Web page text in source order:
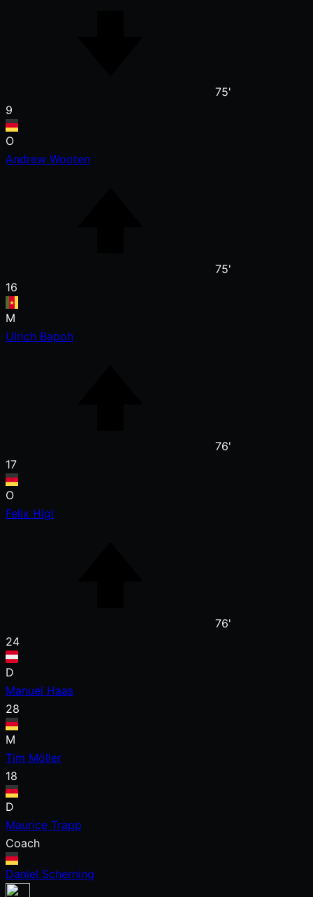
75'
9
O
Andrew Wooten
75'
16
M
Ulrich Bapoh
76'
17
O
Felix Higl
76'
24
D
Manuel Haas
28
M
Tim Möller
18
D
Maurice Trapp
Coach
Daniel Scherning